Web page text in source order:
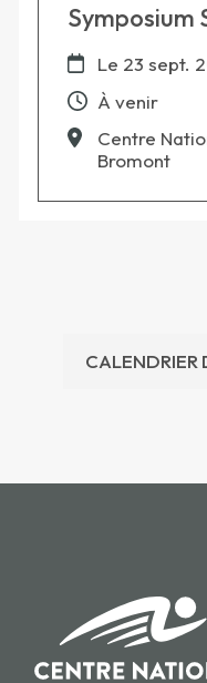
Symposium
Le 23 sept.
À venir
Centre
Bromont
CALENDRIER